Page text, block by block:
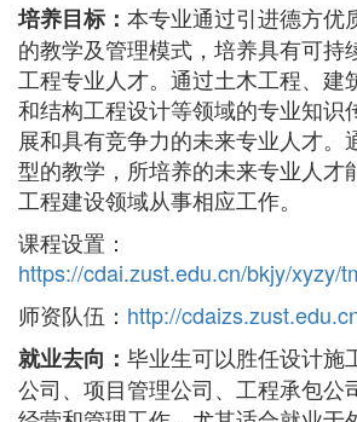
培养目标： 本专业通过引进德方优
的教学及管理模式，培养具有可持
工程专业人才。通过土木工程、建
和结构工程设计等领域的专业知识
展和具有竞争力的未来专业人才。
型的教学，所培养的未来专业人才
工程建设领域从事相应工作。
课程设置：
https://cdai.zust.edu.cn/bkjy/xyzy/
师资队伍： http://
就业去向： 毕业生可以胜任设计施
公司、项目管理公司、工程承包公